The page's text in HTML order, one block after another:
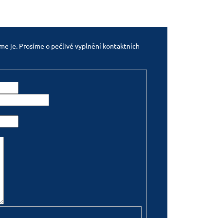
je. Prosíme o pečlivé vyplnění kontaktních